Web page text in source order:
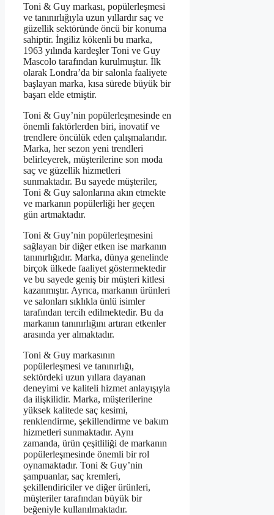
Toni & Guy markası, popülerleşmesi
ve tanınırlığıyla uzun yıllardır saç ve
güzellik sektöründe öncü bir konuma
sahiptir. İngiliz kökenli bu marka,
1963 yılında kardeşler Toni ve Guy
Mascolo tarafından kurulmuştur. İlk
olarak Londra’da bir salonla faaliyete
başlayan marka, kısa sürede büyük bir
başarı elde etmiştir.
Toni & Guy’nin popülerleşmesinde en
önemli faktörlerden biri, inovatif ve
trendlere öncülük eden çalışmalarıdır.
Marka, her sezon yeni trendleri
belirleyerek, müşterilerine son moda
saç ve güzellik hizmetleri
sunmaktadır. Bu sayede müşteriler,
Toni & Guy salonlarına akın etmekte
ve markanın popülerliği her geçen
gün artmaktadır.
Toni & Guy’nin popülerleşmesini
sağlayan bir diğer etken ise markanın
tanınırlığıdır. Marka, dünya genelinde
birçok ülkede faaliyet göstermektedir
ve bu sayede geniş bir müşteri kitlesi
kazanmıştır. Ayrıca, markanın ürünleri
ve salonları sıklıkla ünlü isimler
tarafından tercih edilmektedir. Bu da
markanın tanınırlığını artıran etkenler
arasında yer almaktadır.
Toni & Guy markasının
popülerleşmesi ve tanınırlığı,
sektördeki uzun yıllara dayanan
deneyimi ve kaliteli hizmet anlayışıyla
da ilişkilidir. Marka, müşterilerine
yüksek kalitede saç kesimi,
renklendirme, şekillendirme ve bakım
hizmetleri sunmaktadır. Aynı
zamanda, ürün çeşitliliği de markanın
popülerleşmesinde önemli bir rol
oynamaktadır. Toni & Guy’nin
şampuanlar, saç kremleri,
şekillendiriciler ve diğer ürünleri,
müşteriler tarafından büyük bir
beğeniyle kullanılmaktadır.